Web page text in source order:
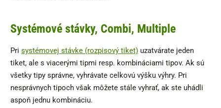
Systémové stávky, Combi, Multiple
Pri systémovej stávke (rozpisový tiket) uzatvárate jeden
tiket, ale s viacerými tipmi resp. kombináciami tipov. Ak sú
všetky tipy správne, vyhrávate celkovú výšku výhry. Pri
nesprávnych tipoch však môžete stále vyhrať, ak ste uhádli
aspoň jednu kombináciu.